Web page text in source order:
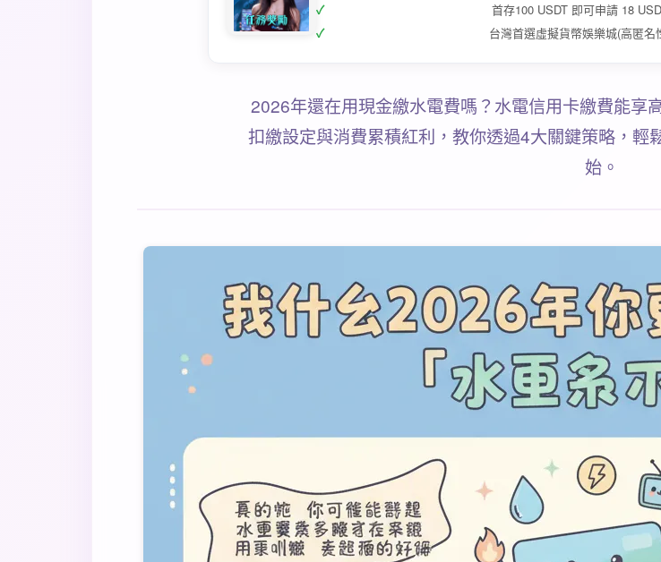
首存100 USDT 即可申請 18
台灣首選虛擬貨幣娛樂城(高匿名
2026年還在用現金繳水電費嗎？水電信用卡繳費能享
扣繳設定與消費累積紅利，教你透過4大關鍵策略，輕
始。